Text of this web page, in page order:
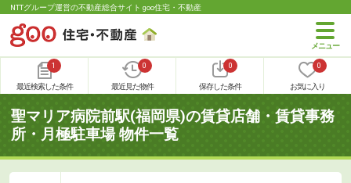
NTTグループ運営の不動産総合サイト goo住宅・不動産
1
最近検索した条件
0
最近見た物件
0
保存した条件
0
お気に入り
聖マリア病院前駅(福岡県)の賃貸店舗・賃貸事務
所・月極駐車場 物件一覧